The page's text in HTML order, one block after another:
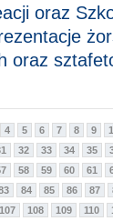
oraz
oraz
4 5 6 7 8 9
32 33 34 35
58 59 60 61
84 85 86 87
107 108 109 110